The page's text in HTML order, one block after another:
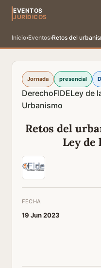
EVENTOS
JURÍDICOS
Inicio›Eventos›Retos del
Jornada presencial
DerechoFIDELey de
Urbanismo
Retos del
Ley de
FECHA
19 Jun 2023